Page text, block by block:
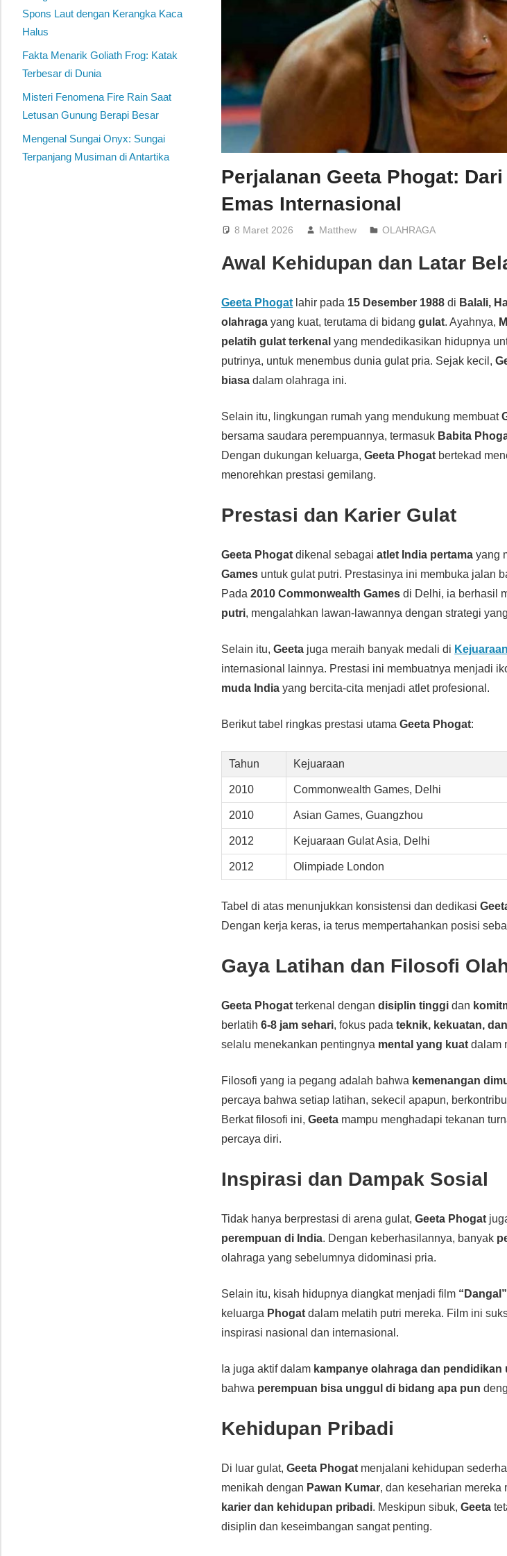
Perjalanan Geeta Phogat:
Emas Internasional
8 Maret 2026 Matthew OLAHRAGA
Awal Kehidupan dan Latar
Geeta Phogat lahir pada 15 Desember 1988 di Balali,
olahraga yang kuat, terutama di bidanggulat. Ayahnya,
pelatih gulat terkenal yang mendedikasikan hidupnya
putrinya, untuk menembus dunia gulat pria. Sejak kecil,
biasa dalam olahraga ini.
Selain itu, lingkungan rumah yang mendukung membuat
bersama saudara perempuannya, termasuk Babita
Dengan dukungan keluarga,Geeta Phogat bertekad
menorehkan prestasi gemilang.
Prestasi dan Karier Gulat
Geeta Phogat dikenal sebagaiatlet India pertama yang
Games untuk gulat putri. Prestasinya ini membuka jalan
Pada2010 Commonwealth Games di Delhi, ia berhasil
putri, mengalahkan lawan-lawannya dengan strategi
Selain itu,Geeta juga meraih banyak medali di
internasional lainnya. Prestasi ini membuatnya menjadi
muda India yang bercita-cita menjadi atlet profesional.
Berikut tabel ringkas prestasi utamaGeeta Phogat:
Tahun Kejuaraan
2010 Commonwealth Games, Delhi
2010 Asian Games, Guangzhou
2012 Kejuaraan Gulat Asia, Delhi
2012 Olimpiade London
Tabel di atas menunjukkan konsistensi dan dedikasi
Dengan kerja keras, ia terus mempertahankan posisi
Gaya Latihan dan Filosofi
Geeta Phogat terkenal dengandisiplin tinggi dan
berlatih6-8 jam sehari, fokus padateknik, kekuatan,
selalu menekankan pentingnya mental yang kuat dalam
Filosofi yang ia pegang adalah bahwa kemenangan
percaya bahwa setiap latihan, sekecil apapun,
Berkat filosofi ini,Geeta mampu menghadapi tekanan
percaya diri.
Inspirasi dan Dampak Sosial
Tidak hanya berprestasi di arena gulat,Geeta Phogat
perempuan di India. Dengan keberhasilannya, banyak
olahraga yang sebelumnya didominasi pria.
Selain itu, kisah hidupnya diangkat menjadi film
keluarga Phogat dalam melatih putri mereka. Film ini
inspirasi nasional dan internasional.
Ia juga aktif dalam kampanye olahraga dan pendidikan
bahwa perempuan bisa unggul di bidang apa pun
Kehidupan Pribadi
Di luar gulat,Geeta Phogat menjalani kehidupan
menikah dengan Pawan Kumar, dan keseharian mereka
karier dan kehidupan pribadi. Meskipun sibuk,Geeta
disiplin dan keseimbangan sangat penting.
Spons Laut dengan Kerangka Kaca
Halus
Fakta Menarik Goliath Frog: Katak
Terbesar di Dunia
Misteri Fenomena Fire Rain Saat
Letusan Gunung Berapi Besar
Mengenal Sungai Onyx: Sungai
Terpanjang Musiman di Antartika